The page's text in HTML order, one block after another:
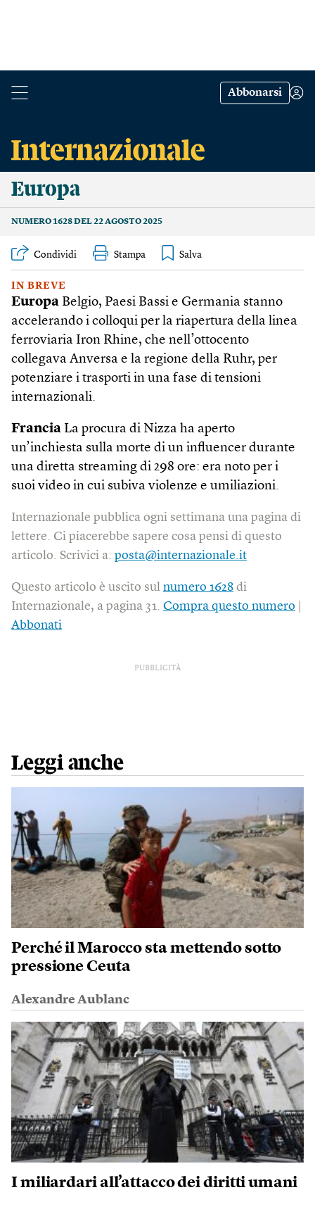
Abbonarsi
Europa
NUMERO 1628 DEL 22 AGOSTO 2025
Condividi Stampa
IN BREVE
Europa Belgio, Paesi Bassi e Germania stanno
accelerando i colloqui per la riapertura della linea
ferroviaria Iron Rhine, che nell’ottocento
collegava Anversa e la regione della Ruhr, per
potenziare i trasporti in una fase di tensioni
internazionali.
Francia La procura di Nizza ha aperto
un’inchiesta sulla morte di un influencer durante
una diretta streaming di 298 ore: era noto per i
suoi video in cui subiva violenze e umiliazioni.
Internazionale pubblica ogni settimana una pagina di
lettere. Ci piacerebbe sapere cosa pensi di questo
articolo. Scrivici a: posta@internazionale.it
Questo articolo è uscito sul numero 1628 di
Internazionale, a pagina 31. Compra questo numero
Abbonati
PUBBLICITÀ
Leggi anche
Perché il Marocco sta mettendo sotto
pressione Ceuta
Alexandre Aublanc
I miliardari all’attacco dei diritti umani